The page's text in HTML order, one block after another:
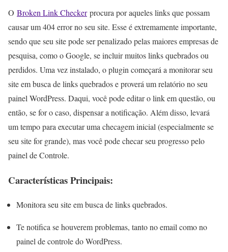
O Broken Link Checkerprocura por aqueles links que possam
causar um 404 error no seu site. Esse é extremamente importante,
sendo que seu site pode ser penalizado pelas maiores empresas de
pesquisa, como o Google, se incluir muitos links quebrados ou
perdidos. Uma vez instalado, o plugin começará a monitorar seu
site em busca de links quebrados e proverá um relatório no seu
painel WordPress. Daqui, você pode editar o link em questão, ou
então, se for o caso, dispensar a notificação. Além disso, levará
um tempo para executar uma checagem inicial (especialmente se
seu site for grande), mas você pode checar seu progresso pelo
painel de Controle.
Características Principais:
Monitora seu site em busca de links quebrados.
Te notifica se houverem problemas, tanto no email como no
painel de controle do WordPress.